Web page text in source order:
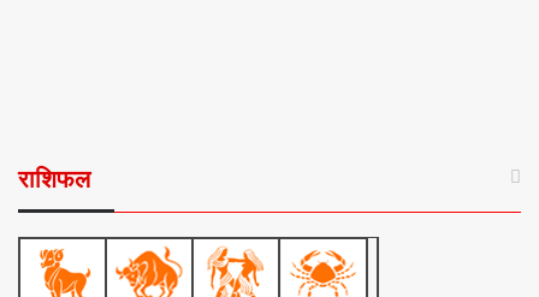
राशिफल